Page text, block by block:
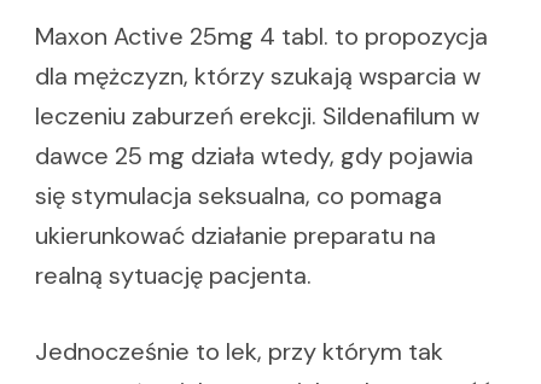
Maxon Active 25mg 4 tabl. to propozycja
dla mężczyzn, którzy szukają wsparcia w
leczeniu zaburzeń erekcji. Sildenafilum w
dawce 25 mg działa wtedy, gdy pojawia
się stymulacja seksualna, co pomaga
ukierunkować działanie preparatu na
realną sytuację pacjenta.
Jednocześnie to lek, przy którym tak